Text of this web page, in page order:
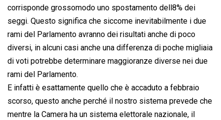
corrisponde grossomodo uno spostamento dell8% dei
seggi. Questo significa che siccome inevitabilmente i due
rami del Parlamento avranno dei risultati anche di poco
diversi, in alcuni casi anche una differenza di poche migliaia
di voti potrebbe determinare maggioranze diverse nei due
rami del Parlamento.
E infatti è esattamente quello che è accaduto a febbraio
scorso, questo anche perché il nostro sistema prevede che
mentre la Camera ha un sistema elettorale nazionale, il